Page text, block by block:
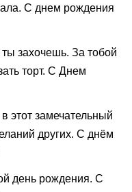
С днем рождения
захочешь. За тобой
торт. С Днем
этот замечательный
других. С днём
день рождения. С